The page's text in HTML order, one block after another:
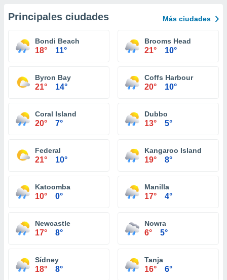
Principales ciudades Más ciudades
Bondi Beach
18° 11°
Brooms Head
21° 10°
Byron Bay
21° 14°
Coffs Harbour
20° 10°
Coral Island
20° 7°
Dubbo
13° 5°
Federal
21° 10°
Kangaroo Island
19° 8°
Katoomba
10° 0°
Manilla
17° 4°
Newcastle
17° 8°
Nowra
6° 5°
Sídney
18° 8°
Tanja
16° 6°